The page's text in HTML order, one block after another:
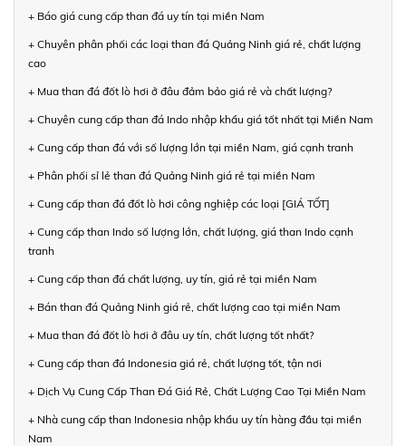
+ Báo giá cung cấp than đá uy tín tại miền Nam
+ Chuyên phân phối các loại than đá Quảng Ninh giá rẻ, chất lượng
cao
+ Mua than đá đốt lò hơi ở đâu đảm bảo giá rẻ và chất lượng?
+ Chuyên cung cấp than đá Indo nhập khẩu giá tốt nhất tại Miền Nam
+ Cung cấp than đá với số lượng lớn tại miền Nam, giá cạnh tranh
+ Phân phối sỉ lẻ than đá Quảng Ninh giá rẻ tại miền Nam
+ Cung cấp than đá đốt lò hơi công nghiệp các loại [GIÁ TỐT]
+ Cung cấp than Indo số lượng lớn, chất lượng, giá than Indo cạnh
tranh
+ Cung cấp than đá chất lượng, uy tín, giá rẻ tại miền Nam
+ Bán than đá Quảng Ninh giá rẻ, chất lượng cao tại miền Nam
+ Mua than đá đốt lò hơi ở đâu uy tín, chất lượng tốt nhất?
+ Cung cấp than đá Indonesia giá rẻ, chất lượng tốt, tận nơi
+ Dịch Vụ Cung Cấp Than Đá Giá Rẻ, Chất Lượng Cao Tại Miền Nam
+ Nhà cung cấp than Indonesia nhập khẩu uy tín hàng đầu tại miền
Nam